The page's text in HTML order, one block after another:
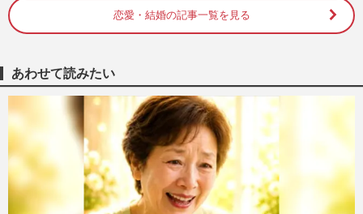
週刊女性2026年6月9日・16日号 2026/6/6
人」参加の“貸切り大合コン”開催で再注
目、結婚カップルも続出
週刊女性PRIME
「独身だと信じていたのに…」卑劣な手口
を被害者が語る『独身偽装』甘言に隠され
たその実情
週刊女性2026年3月3日・10日号 2026/3/1
恋愛・結婚の記事一覧を見る
あわせて読みたい